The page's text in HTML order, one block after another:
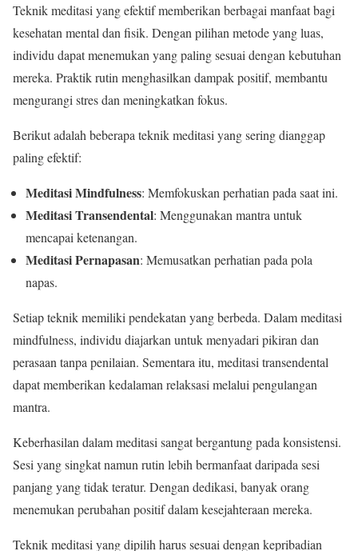
Teknik meditasi yang efektif memberikan berbagai manfaat bagi
kesehatan mental dan fisik. Dengan pilihan metode yang luas,
individu dapat menemukan yang paling sesuai dengan kebutuhan
mereka. Praktik rutin menghasilkan dampak positif, membantu
mengurangi stres dan meningkatkan fokus.
Berikut adalah beberapa teknik meditasi yang sering dianggap
paling efektif:
Meditasi Mindfulness: Memfokuskan perhatian pada saat ini.
Meditasi Transendental: Menggunakan mantra untuk
mencapai ketenangan.
Meditasi Pernapasan: Memusatkan perhatian pada pola
napas.
Setiap teknik memiliki pendekatan yang berbeda. Dalam meditasi
mindfulness, individu diajarkan untuk menyadari pikiran dan
perasaan tanpa penilaian. Sementara itu, meditasi transendental
dapat memberikan kedalaman relaksasi melalui pengulangan
mantra.
Keberhasilan dalam meditasi sangat bergantung pada konsistensi.
Sesi yang singkat namun rutin lebih bermanfaat daripada sesi
panjang yang tidak teratur. Dengan dedikasi, banyak orang
menemukan perubahan positif dalam kesejahteraan mereka.
Teknik meditasi yang dipilih harus sesuai dengan kepribadian